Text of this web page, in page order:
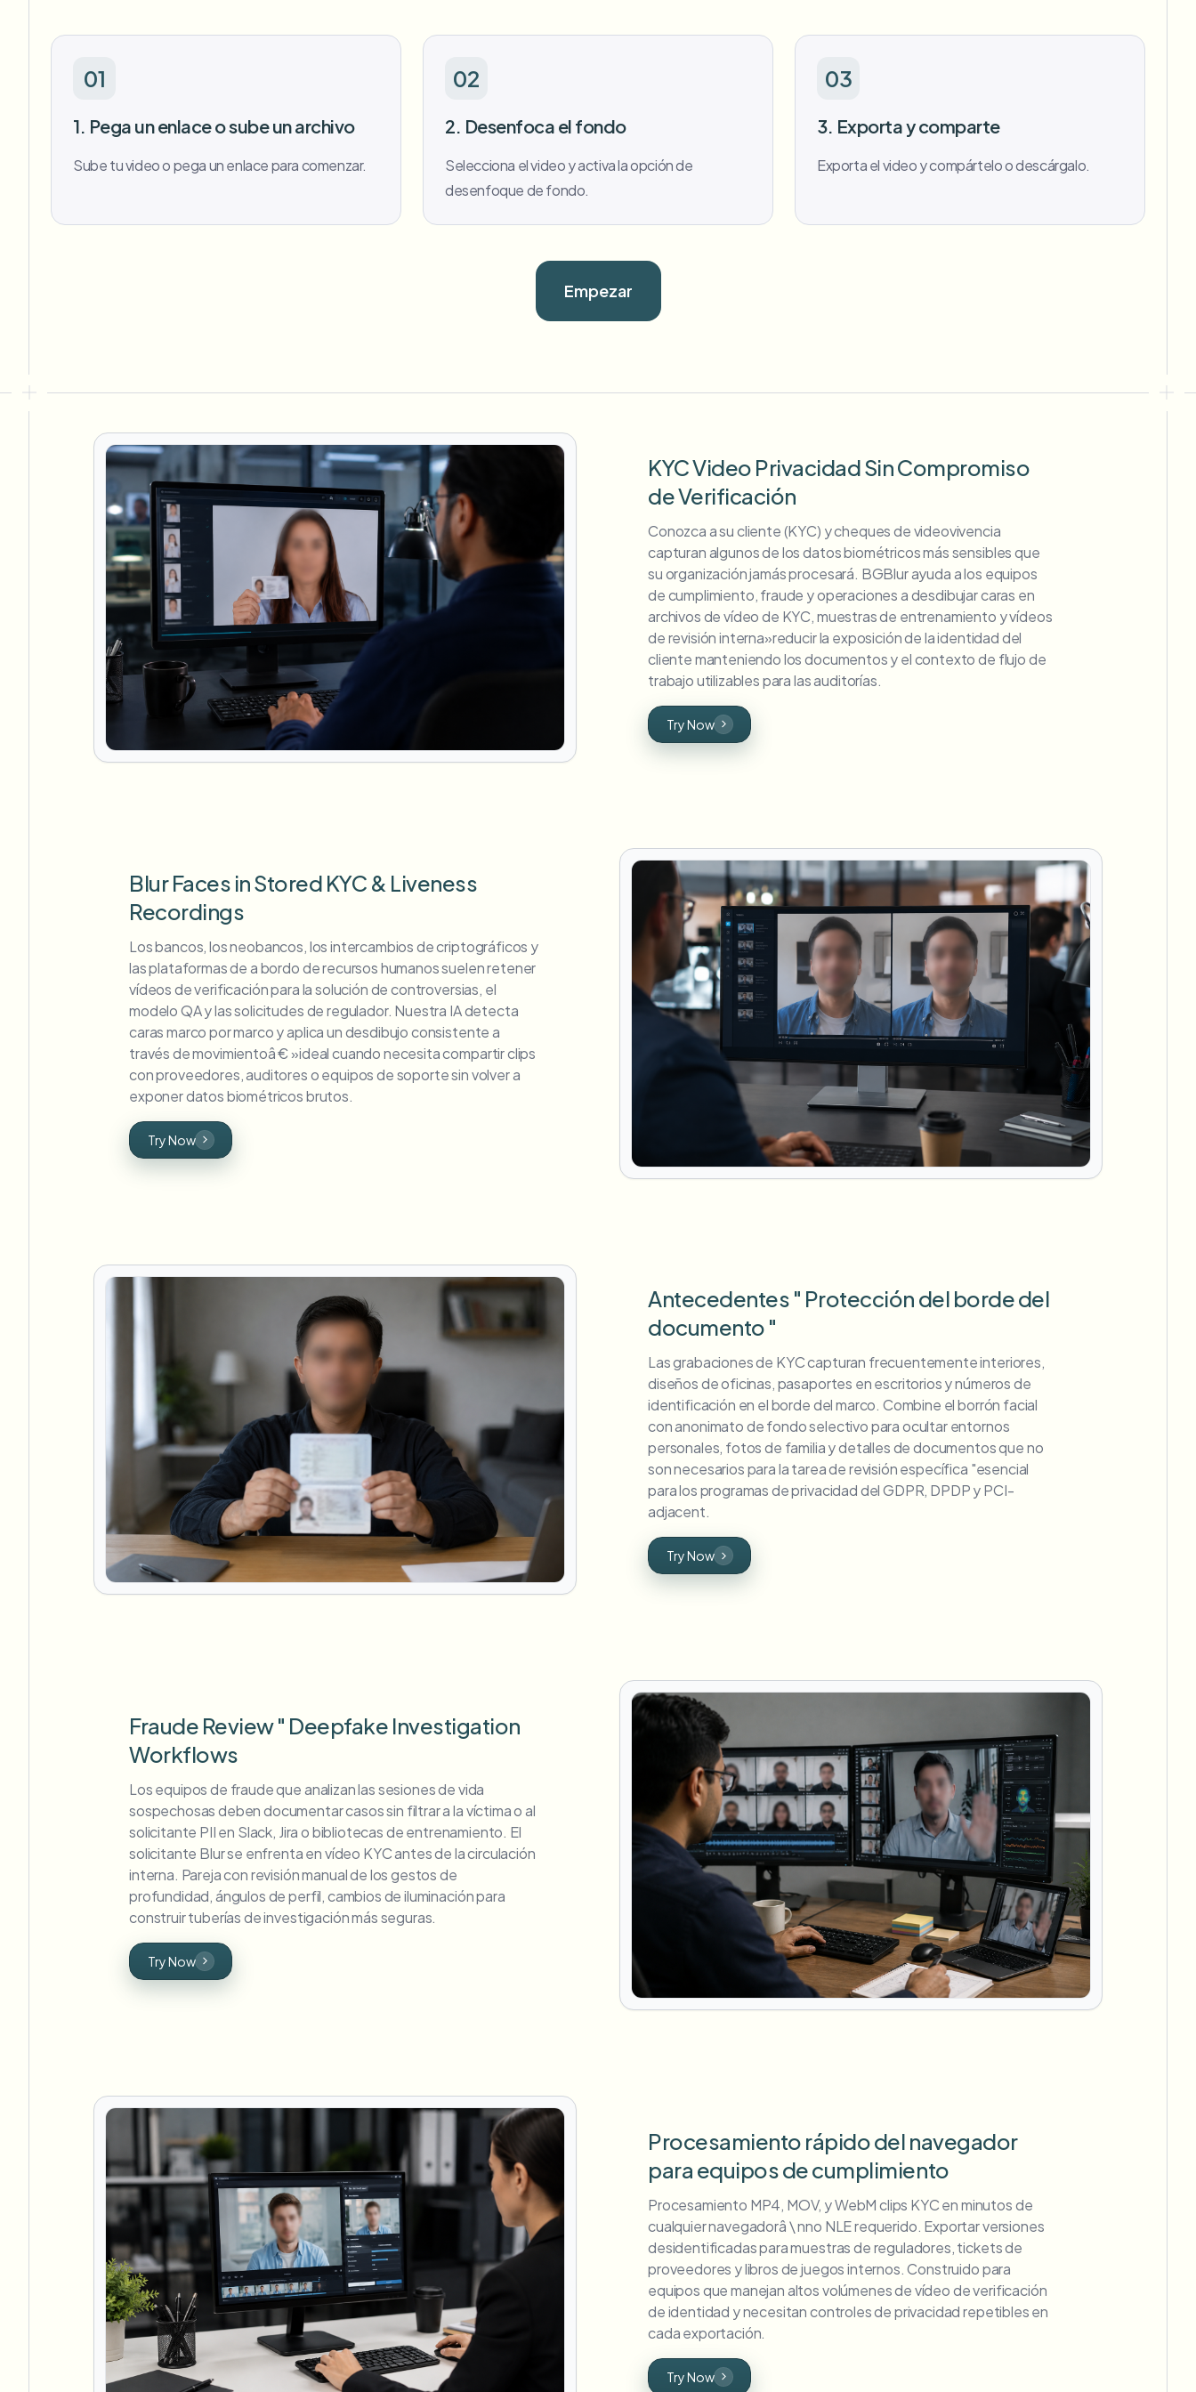
01
1. Pega un enlace o sube un archivo
Sube tu video o pega un enlace para comenzar.
02
2. Desenfoca el fondo
Selecciona el video y activa la opción de
desenfoque de fondo.
03
3. Exporta y comparte
Exporta el video y compártelo o descárgalo.
Empezar
KYC Video Privacidad Sin Compromiso
de Verificación
Conozca a su cliente (KYC) y cheques de videovivencia
capturan algunos de los datos biométricos más sensibles que
su organización jamás procesará. BGBlur ayuda a los equipos
de cumplimiento, fraude y operaciones a desdibujar caras en
archivos de vídeo de KYC, muestras de entrenamiento y vídeos
de revisión interna»reducir la exposición de la identidad del
cliente manteniendo los documentos y el contexto de flujo de
trabajo utilizables para las auditorías.
Try Now
Blur Faces in Stored KYC & Liveness
Recordings
Los bancos, los neobancos, los intercambios de criptográficos y
las plataformas de a bordo de recursos humanos suelen retener
vídeos de verificación para la solución de controversias, el
modelo QA y las solicitudes de regulador. Nuestra IA detecta
caras marco por marco y aplica un desdibujo consistente a
través de movimientoâ € »ideal cuando necesita compartir clips
con proveedores, auditores o equipos de soporte sin volver a
exponer datos biométricos brutos.
Try Now
Antecedentes " Protección del borde del
documento "
Las grabaciones de KYC capturan frecuentemente interiores,
diseños de oficinas, pasaportes en escritorios y números de
identificación en el borde del marco. Combine el borrón facial
con anonimato de fondo selectivo para ocultar entornos
personales, fotos de familia y detalles de documentos que no
son necesarios para la tarea de revisión específica "esencial
para los programas de privacidad del GDPR, DPDP y PCI-
adjacent.
Try Now
Fraude Review " Deepfake Investigation
Workflows
Los equipos de fraude que analizan las sesiones de vida
sospechosas deben documentar casos sin filtrar a la víctima o al
solicitante PII en Slack, Jira o bibliotecas de entrenamiento. El
solicitante Blur se enfrenta en vídeo KYC antes de la circulación
interna. Pareja con revisión manual de los gestos de
profundidad, ángulos de perfil, cambios de iluminación para
construir tuberías de investigación más seguras.
Try Now
Procesamiento rápido del navegador
para equipos de cumplimiento
Procesamiento MP4, MOV, y WebM clips KYC en minutos de
cualquier navegadorâ \ nno NLE requerido. Exportar versiones
desidentificadas para muestras de reguladores, tickets de
proveedores y libros de juegos internos. Construido para
equipos que manejan altos volúmenes de vídeo de verificación
de identidad y necesitan controles de privacidad repetibles en
cada exportación.
Try Now